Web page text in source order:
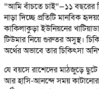
“আমি বাঁচতে চাই”—১১
নাড়া দিচ্ছে প্রতিটি মানবিক
কাকিলাকুড়া ইউনিয়নের
টিউমার নিয়ে গুরুতর অসুস্থ।
অর্থের অভাবে তার চিকিৎসা
যে বয়সে রাশেদের মাঠজুড়ে
আর হাসি-আনন্দে সময়